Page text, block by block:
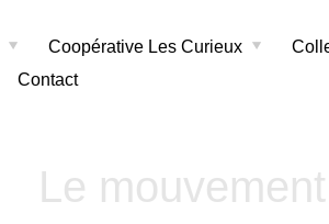
Coopérative Les Curieux
Contact
Le